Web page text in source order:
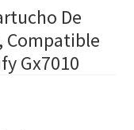
De
Compatible
Gx7010